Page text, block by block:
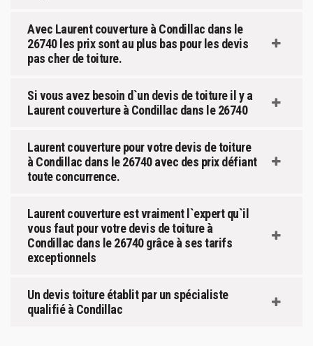
Avec Laurent couverture à Condillac dans le
26740 les prix sont au plus bas pour les devis
pas cher de toiture.
Si vous avez besoin d`un devis de toiture il y a
Laurent couverture à Condillac dans le 26740
Laurent couverture pour votre devis de toiture
à Condillac dans le 26740 avec des prix défiant
toute concurrence.
Laurent couverture est vraiment l`expert qu`il
vous faut pour votre devis de toiture à
Condillac dans le 26740 grâce à ses tarifs
exceptionnels
Un devis toiture établit par un spécialiste
qualifié à Condillac